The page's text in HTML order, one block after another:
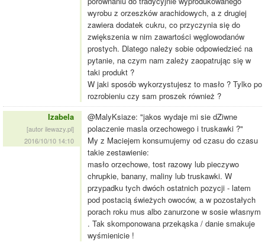
wyrobu z orzeszków arachidowych, a z drugiej
zawiera dodatek cukru, co przyczynia się do
zwiększenia w nim zawartości węglowodanów
prostych. Dlatego należy sobie odpowiedzieć na
pytanie, na czym nam zależy zaopatrując się w
taki produkt ?
W jaki sposób wykorzystujesz to masło ? Tylko po
rozrobieniu czy sam proszek również ?
Izabela
[autor ilewazy.pl]
2016/10/10 14:10
@MalyKsiaze: "jakos wydaje mi sie dZiwne
polaczenie masla orzechowego i truskawki ?"
My z Maciejem konsumujemy od czasu do czasu
takie zestawienie:
masło orzechowe, tost razowy lub pieczywo
chrupkie, banany, maliny lub truskawki. W
przypadku tych dwóch ostatnich pozycji - latem
pod postacią świeżych owoców, a w pozostałych
porach roku mus albo zanurzone w sosie własnym
. Tak skomponowana przekąska / danie smakuje
wyśmienicie !